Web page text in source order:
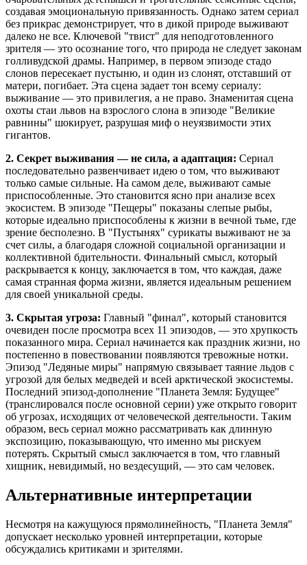
создавая эмоциональную привязанность. Однако затем сериал
без прикрас демонстрирует, что в дикой природе выживают
далеко не все. Ключевой "твист" для неподготовленного
зрителя — это осознание того, что природа не следует законам
голливудской драмы. Например, в первом эпизоде стадо
слонов пересекает пустыню, и один из слонят, отставший от
матери, погибает. Эта сцена задает тон всему сериалу:
выживание — это привилегия, а не право. Знаменитая сцена
охоты стаи львов на взрослого слона в эпизоде "Великие
равнины" шокирует, разрушая миф о неуязвимости этих
гигантов.
2. Секрет выживания — не сила, а адаптация: Сериал
последовательно развенчивает идею о том, что выживают
только самые сильные. На самом деле, выживают самые
приспособленные. Это становится ясно при анализе всех
экосистем. В эпизоде "Пещеры" показаны слепые рыбы,
которые идеально приспособлены к жизни в вечной тьме, где
зрение бесполезно. В "Пустынях" сурикаты выживают не за
счет силы, а благодаря сложной социальной организации и
коллективной бдительности. Финальный смысл, который
раскрывается к концу, заключается в том, что каждая, даже
самая странная форма жизни, является идеальным решением
для своей уникальной среды.
3. Скрытая угроза: Главный "финал", который становится
очевиден после просмотра всех 11 эпизодов, — это хрупкость
показанного мира. Сериал начинается как праздник жизни, но
постепенно в повествовании появляются тревожные нотки.
Эпизод "Ледяные миры" напрямую связывает таяние льдов с
угрозой для белых медведей и всей арктической экосистемы.
Последний эпизод-дополнение "Планета Земля: Будущее"
(транслировался после основной серии) уже открыто говорит
об угрозах, исходящих от человеческой деятельности. Таким
образом, весь сериал можно рассматривать как длинную
экспозицию, показывающую, что именно мы рискуем
потерять. Скрытый смысл заключается в том, что главный
хищник, невидимый, но вездесущий, — это сам человек.
Альтернативные интерпретации
Несмотря на кажущуюся прямолинейность, "Планета Земля"
допускает несколько уровней интерпретации, которые
обсуждались критиками и зрителями.